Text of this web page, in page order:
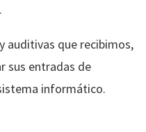
auditivas que recibimos,
sus entradas de
informático.